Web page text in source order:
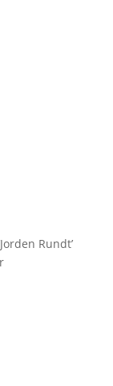
Rundt’